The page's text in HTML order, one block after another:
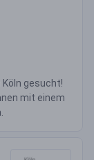
gesucht!
mit einem